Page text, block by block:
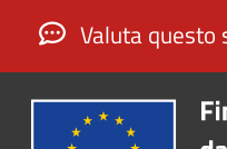
Valuta questo